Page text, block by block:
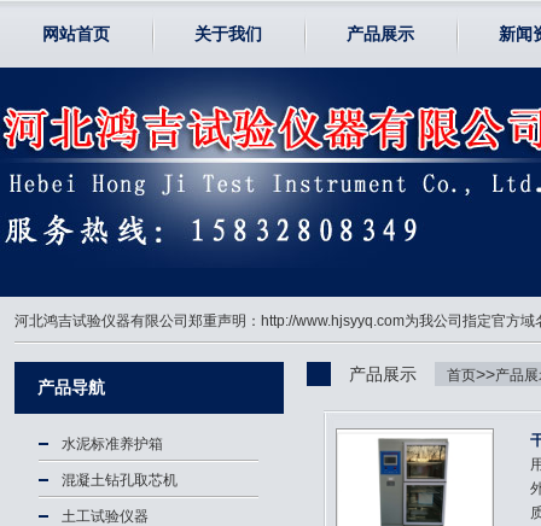
网站首页 关于我们 产品展示 新闻
河北鸿吉试验仪器有限公司郑重声明：http://www.hjsyyq.com为我公司指定官方
产品导航
水泥标准养护箱
混凝土钻孔取芯机
土工试验仪器
产品展示 首页>>产品展